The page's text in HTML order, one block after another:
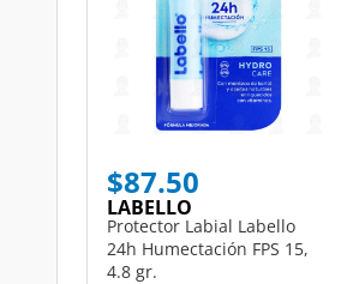
$87.50
LABELLO
Protector Labial Labello
24h Humectación FPS 15,
4.8 gr.